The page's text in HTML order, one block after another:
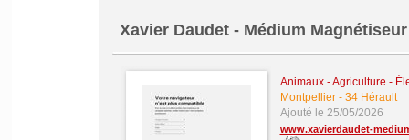
Xavier Daudet - Médium
Animaux - Agriculture -
Montpellier- 34 Hérault
Ajouté le 25/05/2026
www.xavierdaudet-